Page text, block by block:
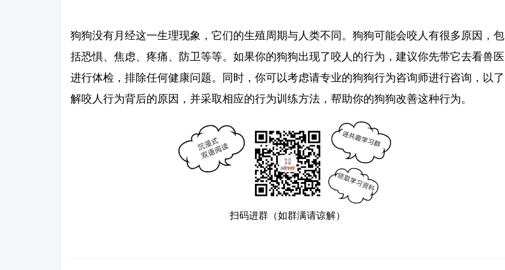
狗狗没有月经这一生理现象，它们的生殖周期与人类不同。狗狗可能会咬人有很多原因，包
括恐惧、焦虑、疼痛、防卫等等。如果你的狗狗出现了咬人的行为，建议你先带它去看兽医
进行体检，排除任何健康问题。同时，你可以考虑请专业的狗狗行为咨询师进行咨询，以了
解咬人行为背后的原因，并采取相应的行为训练方法，帮助你的狗狗改善这种行为。
扫码进群（如群满请谅解）